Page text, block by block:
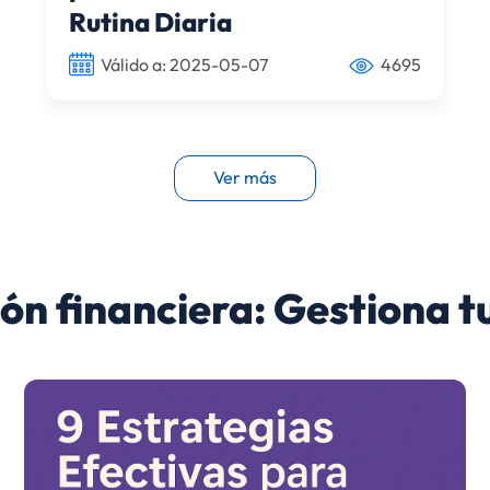
Rutina Diaria
Válido a: 2025-05-07 4695
Ver más
financiera: Gestiona